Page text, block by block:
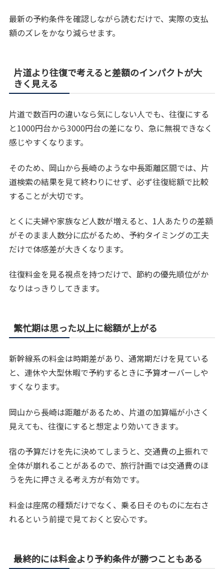
最新の予約条件を確認しながら読むだけで、実際の支払
額のズレをかなり減らせます。
片道より往復で考えると差額のインパクトが大
きく見える
片道で数百円の違いなら気にしない人でも、往復にする
と1000円台から3000円台の差になり、急に無視できなく
感じやすくなります。
そのため、岡山から長崎のような中長距離区間では、片
道検索の結果を見て終わりにせず、必ず往復総額で比較
することが大切です。
とくに夫婦や家族など人数が増えると、1人あたりの差額
がそのまま人数分に広がるため、予約タイミングの工夫
だけで体感差が大きくなります。
往復料金を見る視点を持つだけで、節約の優先順位がか
なりはっきりしてきます。
繁忙期は思った以上に総額が上がる
新幹線系の料金は時期差があり、通常期だけを見ている
と、連休や大型休暇で予約するときに予算オーバーしや
すくなります。
岡山から長崎は距離があるため、片道の加算幅が小さく
見えても、往復にすると想定より効いてきます。
宿の予算だけを先に決めてしまうと、交通費の上振れで
全体が崩れることがあるので、旅行計画では交通費のほ
うを先に押さえる考え方が有効です。
料金は座席の種類だけでなく、乗る日そのものに左右さ
れるという前提で見ておくと安心です。
最終的には料金より予約条件が勝つこともある